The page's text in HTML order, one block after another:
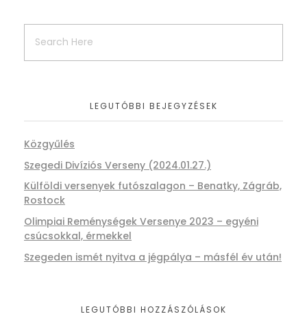
LEGUTÓBBI BEJEGYZÉSEK
Közgyűlés
Szegedi Divíziós Verseny (2024.01.27.)
Külföldi versenyek futószalagon – Benatky, Zágráb,
Rostock
Olimpiai Reménységek Versenye 2023 – egyéni
csúcsokkal, érmekkel
Szegeden ismét nyitva a jégpálya – másfél év után!
LEGUTÓBBI HOZZÁSZÓLÁSOK